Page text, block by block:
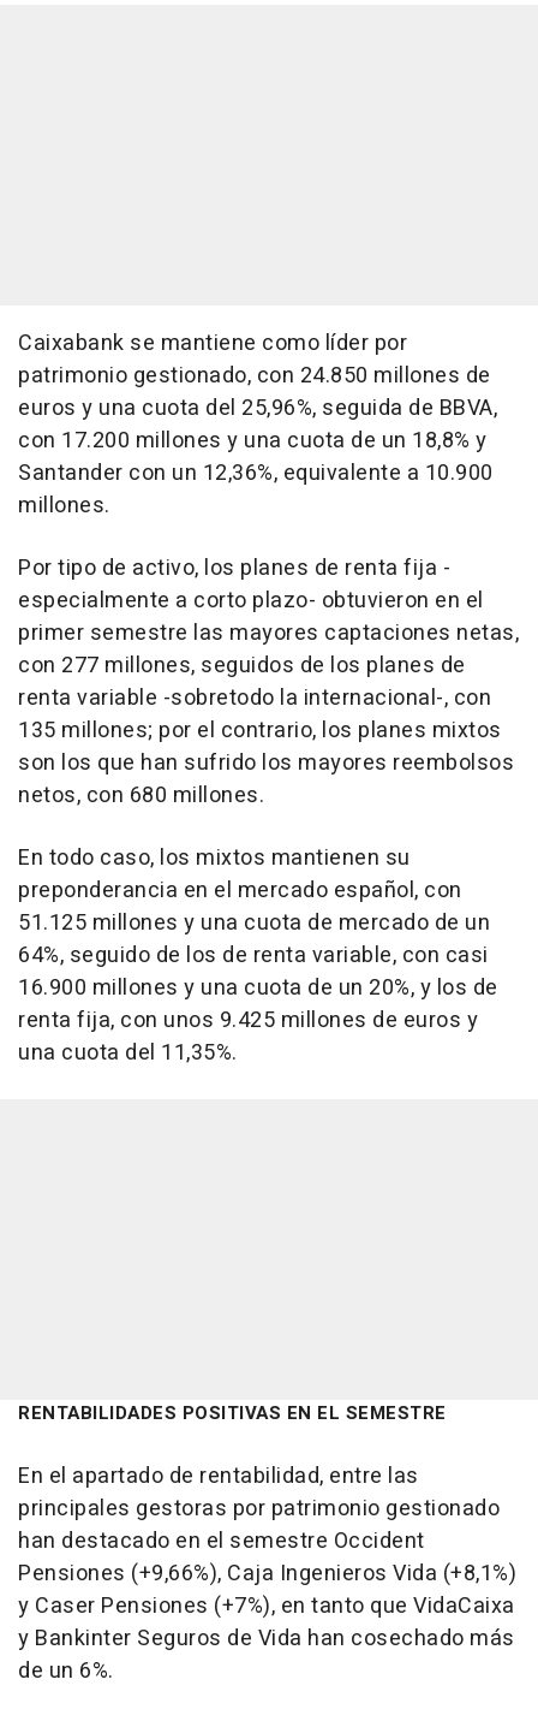
Caixabank se mantiene como líder por
patrimonio gestionado, con 24.850 millones de
euros y una cuota del 25,96%, seguida de BBVA,
con 17.200 millones y una cuota de un 18,8% y
Santander con un 12,36%, equivalente a 10.900
millones.
Por tipo de activo, los planes de renta fija -
especialmente a corto plazo- obtuvieron en el
primer semestre las mayores captaciones netas,
con 277 millones, seguidos de los planes de
renta variable -sobretodo la internacional-, con
135 millones; por el contrario, los planes mixtos
son los que han sufrido los mayores reembolsos
netos, con 680 millones.
En todo caso, los mixtos mantienen su
preponderancia en el mercado español, con
51.125 millones y una cuota de mercado de un
64%, seguido de los de renta variable, con casi
16.900 millones y una cuota de un 20%, y los de
renta fija, con unos 9.425 millones de euros y
una cuota del 11,35%.
RENTABILIDADES POSITIVAS EN EL SEMESTRE
En el apartado de rentabilidad, entre las
principales gestoras por patrimonio gestionado
han destacado en el semestre Occident
Pensiones (+9,66%), Caja Ingenieros Vida (+8,1%)
y Caser Pensiones (+7%), en tanto que VidaCaixa
y Bankinter Seguros de Vida han cosechado más
de un 6%.